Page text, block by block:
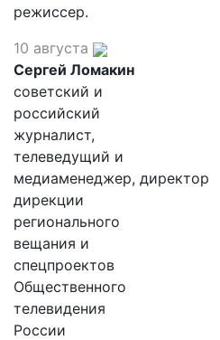
режиссер.
10 августа
Сергей Ломакин
советский и
российский
журналист,
телеведущий и
медиаменеджер, директор
дирекции
регионального
вещания и
спецпроектов
Общественного
телевидения
России